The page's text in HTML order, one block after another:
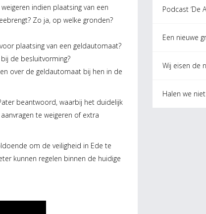
indien plaatsing van een
Zo ja, op welke gronden?
plaatsing van een geldautomaat?
de besluitvorming?
over de geldautomaat bij hen in de
beantwoord, waarbij het duidelijk
te weigeren of extra
om de veiligheid in Ede te
kunnen regelen binnen de huidige
Podcast ‘De
Een nieuwe
Wij eisen de
Halen we